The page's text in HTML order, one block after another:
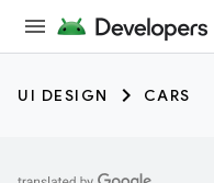
UI DESIGN CARS